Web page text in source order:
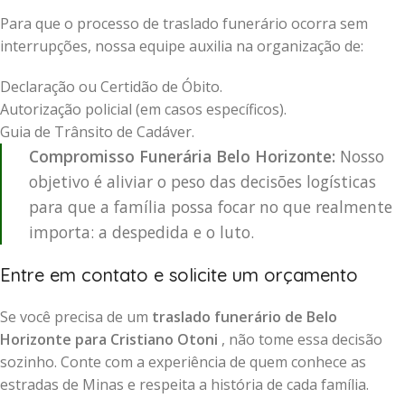
Para que o processo de traslado funerário ocorra sem
interrupções, nossa equipe auxilia na organização de:
Declaração ou Certidão de Óbito.
Autorização policial (em casos específicos).
Guia de Trânsito de Cadáver.
Compromisso Funerária Belo Horizonte: Nosso
objetivo é aliviar o peso das decisões logísticas
para que a família possa focar no que realmente
importa: a despedida e o luto.
Entre em contato e solicite um orçamento
Se você precisa de um traslado funerário de Belo
Horizonte para Cristiano Otoni , não tome essa decisão
sozinho. Conte com a experiência de quem conhece as
estradas de Minas e respeita a história de cada família.